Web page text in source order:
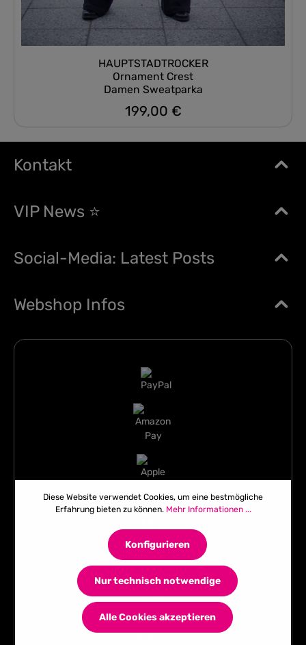
HAUPTSTADTROCKER
Ornament Crest
Damen Sweatparka
Regulärer Preis:
199,00 €
Kontakt
VIP News ⭐
Social-Media: Latest Posts
Webshop Infos
Diese Website verwendet Cookies, um eine bestmögliche
Erfahrung bieten zu können. Mehr Informationen ...
Nur technisch notwendige
Konfigurieren
Alle Cookies akzeptieren